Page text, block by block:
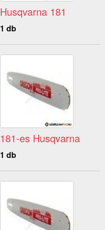
Husqvarna 181
1 db
181-es Husqvarna
1 db